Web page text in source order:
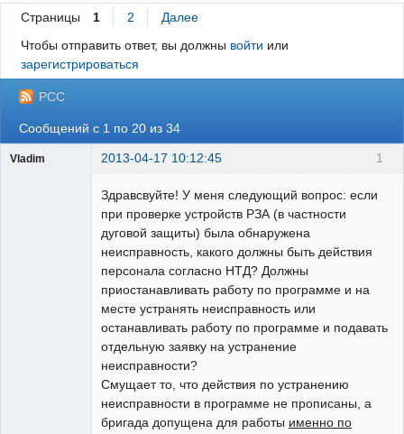
Страницы 1 2
Далее
Чтобы отправить ответ, вы должны войти или
зарегистрироваться
РСС
Сообщений с 1 по 20 из 34
1
Vladim 2013-04-17 10:12:45
Здравсвуйте! У меня следующий вопрос: если
при проверке устройств РЗА (в частности
дуговой защиты) была обнаружена
неисправность, какого должны быть действия
персонала согласно НТД? Должны
приостанавливать работу по программе и на
месте устранять неисправность или
останавливать работу по программе и подавать
отдельную заявку на устранение
неисправности?
Смущает то, что действия по устранению
неисправности в программе не прописаны, а
бригада допущена для работы именно по